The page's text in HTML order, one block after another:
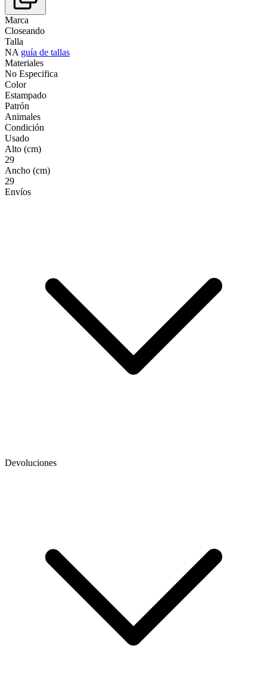
Marca
Closeando
Talla
NA guía de tallas
Materiales
No Especifica
Color
Estampado
Patrón
Animales
Condición
Usado
Alto (cm)
29
Ancho (cm)
29
Envíos
Devoluciones